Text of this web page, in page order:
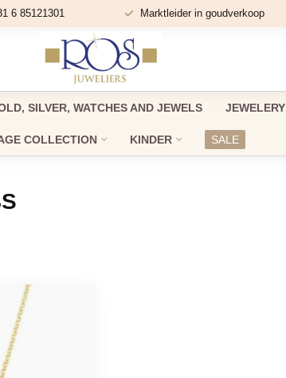
6 85121301 Marktleider in goudverkoop
SILVER, WATCHES AND JEWELS JEWELERY
COLLECTION KINDER SALE